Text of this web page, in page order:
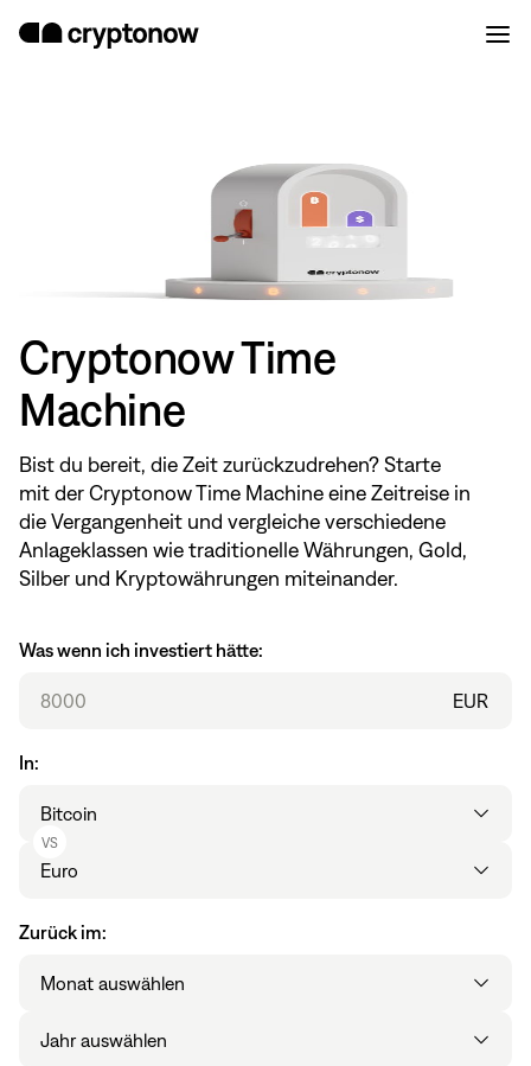
Cryptonow Time
Machine
Bist du bereit, die Zeit zurückzudrehen? Starte
mit der Cryptonow Time Machine eine Zeitreise in
die Vergangenheit und vergleiche verschiedene
Anlageklassen wie traditionelle Währungen, Gold,
Silber und Kryptowährungen miteinander.
Was wenn ich investiert hätte:
EUR
In:
VS
Anderes Vermögen
Zurück im: